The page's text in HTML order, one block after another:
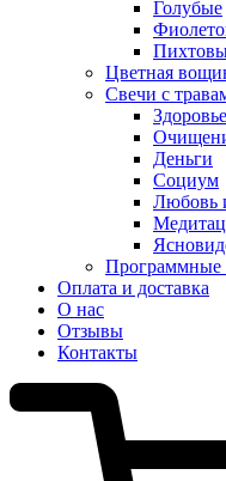
Голубые
Цветная
Свечи с
Здоровье
Деньги
Социум
Любовь
Программные
Оплата и доставка
О нас
Отзывы
Контакты